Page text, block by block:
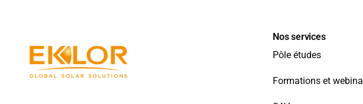
Nos services
Pôle études
Formations et